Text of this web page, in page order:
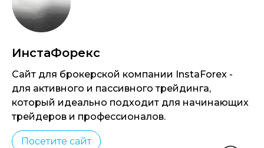
ИнстаФорекс
Сайт для брокерской компании InstaForex -
для активного и пассивного трейдинга,
который идеально подходит для начинающих
трейдеров и профессионалов.
Посетите сайт